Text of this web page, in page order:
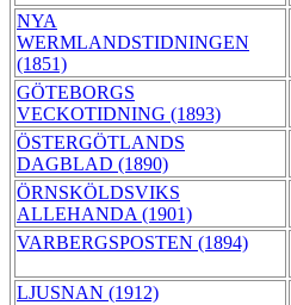
NYA
WERMLANDSTIDNINGEN
(1851)
GÖTEBORGS
VECKOTIDNING (1893)
ÖSTERGÖTLANDS
DAGBLAD (1890)
ÖRNSKÖLDSVIKS
ALLEHANDA (1901)
VARBERGSPOSTEN (1894)
LJUSNAN (1912)